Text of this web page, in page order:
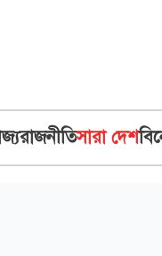
রাজনীতিসারা দেশ